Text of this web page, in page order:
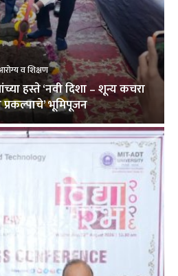
व शिक्षण
हस्ते ‘नवी दिशा – शून्य कचरा
प्रकल्पाचे’ भूमिपूजन